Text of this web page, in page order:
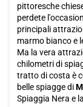
pittoresche
perdete
principali
marmo bianco e
Ma la vera
chilometri di
tratto di costa è
belle spiagge di
Spiaggia Nera e